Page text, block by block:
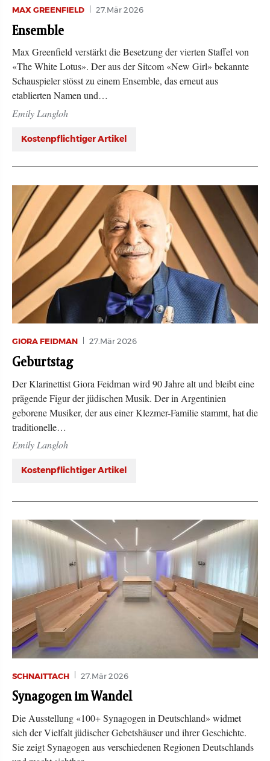
MAX GREENFIELD 27.Mär 2026
Ensemble
Max Greenfield verstärkt die Besetzung der vierten Staffel von
«The White Lotus». Der aus der Sitcom «New Girl» bekannte
Schauspieler stösst zu einem Ensemble, das erneut aus
etablierten Namen und…
Emily Langloh
Kostenpflichtiger Artikel
GIORA FEIDMAN 27.Mär 2026
Geburtstag
Der Klarinettist Giora Feidman wird 90 Jahre alt und bleibt eine
prägende Figur der jüdischen Musik. Der in Argentinien
geborene Musiker, der aus einer Klezmer-Familie stammt, hat die
traditionelle…
Emily Langloh
Kostenpflichtiger Artikel
SCHNAITTACH 27.Mär 2026
Synagogen im Wandel
Die Ausstellung «100+ Synagogen in Deutschland» widmet
sich der Vielfalt jüdischer Gebetshäuser und ihrer Geschichte.
Sie zeigt Synagogen aus verschiedenen Regionen Deutschlands